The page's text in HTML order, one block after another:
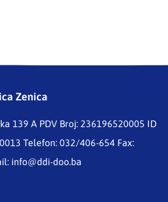
Zenica
139 A PDV Broj: 236196520005 ID
Telefon: 032/406-654 Fax:
info@ddi-doo.ba